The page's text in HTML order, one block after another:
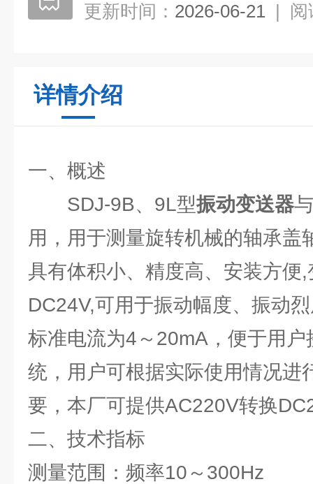
更新时间： 2026-06-21 | 阅
详情介绍
一、概述
SDJ-9B、9L型振动变送器
用，用于测量旋转机械的轴承盖
具有体积小、精度高、安装方便
DC24V,可用于振动幅度、振动
标准电流为4～20mA，便于用
统，用户可根据实际使用情况进
要，本厂可提供AC220V转换
二、技术指标
测量范围：频率10～300Hz